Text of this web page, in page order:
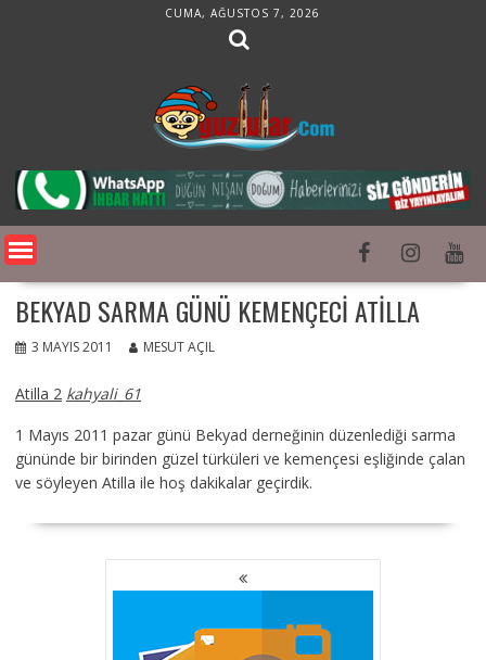
CUMA, AĞUSTOS 7, 2026
BEKYAD SARMA GÜNÜ KEMENÇECI ATILLA
3 MAYIS 2011 MESUT AÇIL
Atilla 2 kahyali_61
1 Mayıs 2011 pazar günü Bekyad derneğinin düzenlediği sarma
gününde bir birinden güzel türküleri ve kemençesi eşliğinde çalan
ve söyleyen Atilla ile hoş dakikalar geçirdik.